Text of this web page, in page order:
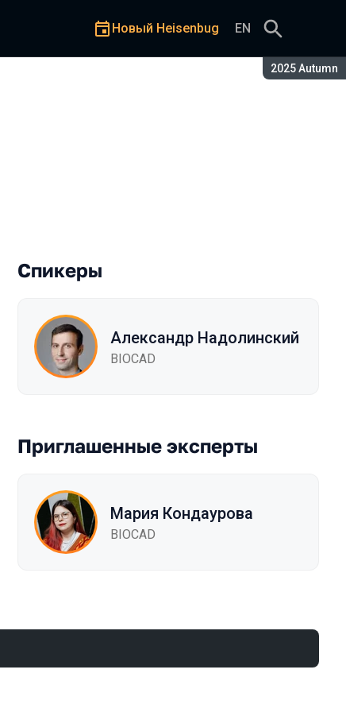
Сезон:
2025 Autumn
Новый Heisenbug EN
Спикеры
Александр Надолинский
BIOCAD
Приглашенные эксперты
Мария Кондаурова
BIOCAD